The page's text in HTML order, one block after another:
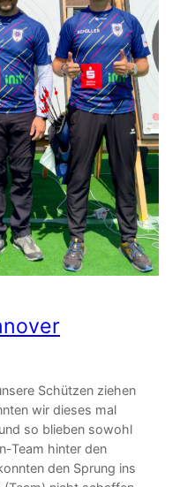
Schützen ziehen
wir dieses mal
so blieben sowohl
Team hinter den
den Sprung ins